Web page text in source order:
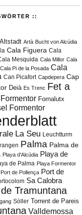
::
Altstadt Artà Bucht von Alcúdia
Cala Figuera Cala
Mesquida Cala Millor Cala
Cala Pi de la Posada Cala
Can Picafort Capdepera Cap
Deià Es Trenc Fet a
Formentor Fornalutx
Formentor
La Seu Leuchtturm
Palma Palma de
Playa d'Alcúdia Playa de
de Palma Playa Formentor
Port de Pollença Port de
Sa Calobra
Tramuntana
Sòller Torrent de Pareis
Valldemossa